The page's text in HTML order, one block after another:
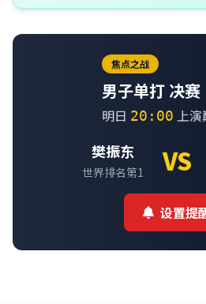
焦点之战
男子单打 决赛
明日 20:00 上演
樊振东
世界排名第1 VS
设置提